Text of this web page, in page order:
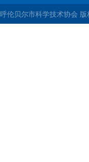
呼伦贝尔市科学技术协会